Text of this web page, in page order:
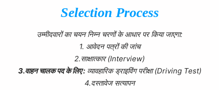
Selection Process
उम्मीदवारों का चयन निम्न चरणों के आधार पर किया जाएगा:
1. आवेदन पत्रों की जांच
2.साक्षात्कार (Interview)
3.वाहन चालक पद के लिए :व्यावहारिक ड्राइविंग परीक्षा (Driving Test)
4.दस्तावेज सत्यापन